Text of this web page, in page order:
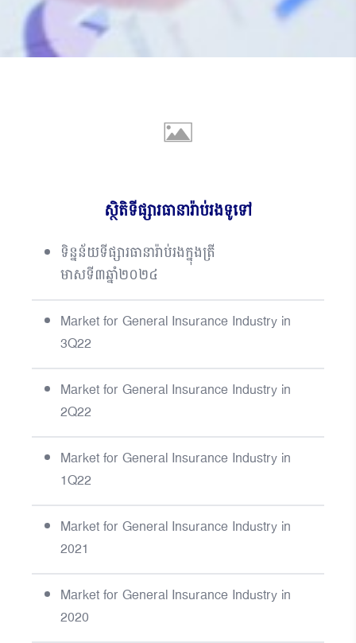
ស្ថិតិទីផ្សារធានារ៉ាប់រងទូទៅ
ទិន្នន័យទីផ្សារធានារ៉ាប់រងក្នុងត្រី
មាសទី៣ឆ្នាំ២០២៤
Market for General Insurance Industry in
3Q22
Market for General Insurance Industry in
2Q22
Market for General Insurance Industry in
1Q22
Market for General Insurance Industry in
2021
Market for General Insurance Industry in
2020